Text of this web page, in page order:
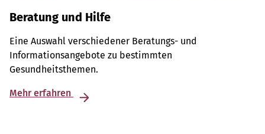
Beratung und Hilfe
Eine Auswahl verschiedener Beratungs- und
Informationsangebote zu bestimmten
Gesundheitsthemen.
Mehr erfahren